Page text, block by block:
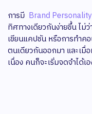
การมี Brand Personality
ทิศทางเดียวกันง่ายขึ้น ไม่
เขียนแคปชัน หรือการทำค
ตนเดียวกันออกมา และเ
เนื่อง คนก็จะเริ่มจดจำได้เ